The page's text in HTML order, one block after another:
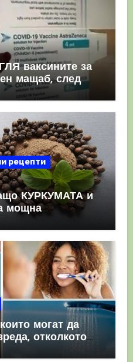
ваксините за
мащаб, след
рецепти
КУРКУМАТА и
мощна
могат да
отколкото